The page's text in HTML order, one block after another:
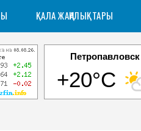
ҚАЛА ЖАҢАЛЫҚТАРЫ
Петропавловск
+20°C